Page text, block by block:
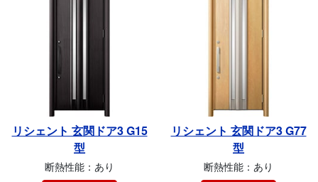
リシェント 玄関ドア3 G15
型
断熱性能：あり
リシェント 玄関ドア3 G77
型
断熱性能：あり